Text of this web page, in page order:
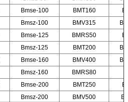
Bmse-100 BMT160
Bmsz-100 BMV315
Bmse-125 BMRS50
Bmsz-125 BMT200
Bmse-160 BMV400
Bmsz-160 BMRS80
Bmse-200 BMT250
Bmsz-200 BMV500